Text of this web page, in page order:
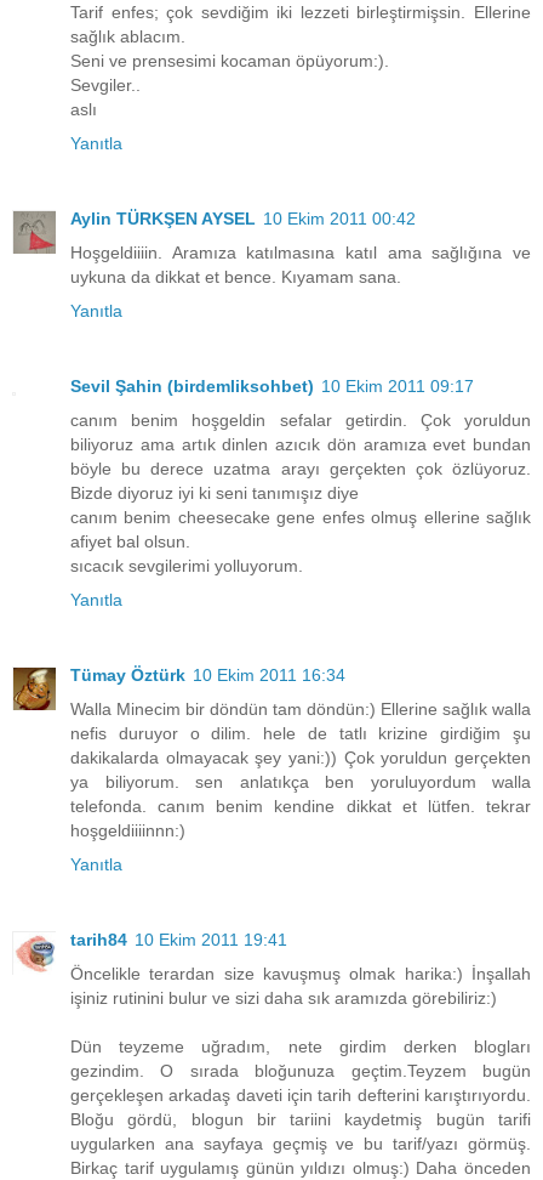
Tarif enfes; çok sevdiğim iki lezzeti birleştirmişsin. Ellerine
sağlık ablacım.
Seni ve prensesimi kocaman öpüyorum:).
Sevgiler..
aslı
Yanıtla
Aylin TÜRKŞEN AYSEL 10 Ekim 2011 00:42
Hoşgeldiiiin. Aramıza katılmasına katıl ama sağlığına ve
uykuna da dikkat et bence. Kıyamam sana.
Yanıtla
Sevil Şahin (birdemliksohbet) 10 Ekim 2011 09:17
canım benim hoşgeldin sefalar getirdin. Çok yoruldun
biliyoruz ama artık dinlen azıcık dön aramıza evet bundan
böyle bu derece uzatma arayı gerçekten çok özlüyoruz.
Bizde diyoruz iyi ki seni tanımışız diye
canım benim cheesecake gene enfes olmuş ellerine sağlık
afiyet bal olsun.
sıcacık sevgilerimi yolluyorum.
Yanıtla
Tümay Öztürk 10 Ekim 2011 16:34
Walla Minecim bir döndün tam döndün:) Ellerine sağlık walla
nefis duruyor o dilim. hele de tatlı krizine girdiğim şu
dakikalarda olmayacak şey yani:)) Çok yoruldun gerçekten
ya biliyorum. sen anlatıkça ben yoruluyordum walla
telefonda. canım benim kendine dikkat et lütfen. tekrar
hoşgeldiiiinnn:)
Yanıtla
tarih84 10 Ekim 2011 19:41
Öncelikle terardan size kavuşmuş olmak harika:) İnşallah
işiniz rutinini bulur ve sizi daha sık aramızda görebiliriz:)
Dün teyzeme uğradım, nete girdim derken blogları
gezindim. O sırada bloğunuza geçtim.Teyzem bugün
gerçekleşen arkadaş daveti için tarih defterini karıştırıyordu.
Bloğu gördü, blogun bir tariini kaydetmiş bugün tarifi
uygularken ana sayfaya geçmiş ve bu tarif/yazı görmüş.
Birkaç tarif uygulamış günün yıldızı olmuş:) Daha önceden